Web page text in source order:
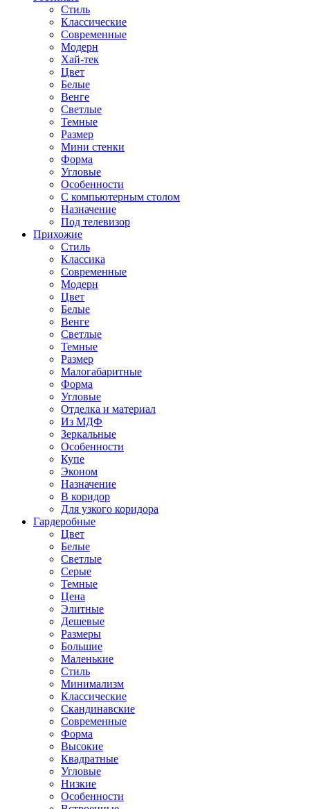
Стиль
Классические
Современные
Модерн
Хай-тек
Цвет
Белые
Венге
Светлые
Темные
Размер
Мини стенки
Форма
Угловые
Особенности
С компьютерным столом
Назначение
Под телевизор
Прихожие
Стиль
Классика
Современные
Модерн
Цвет
Белые
Венге
Светлые
Темные
Размер
Малогабаритные
Форма
Угловые
Отделка и материал
Из МДФ
Зеркальные
Особенности
Купе
Эконом
Назначение
В коридор
Для узкого коридора
Гардеробные
Цвет
Белые
Светлые
Серые
Темные
Цена
Элитные
Дешевые
Размеры
Большие
Маленькие
Стиль
Минимализм
Классические
Скандинавские
Современные
Форма
Высокие
Квадратные
Угловые
Низкие
Особенности